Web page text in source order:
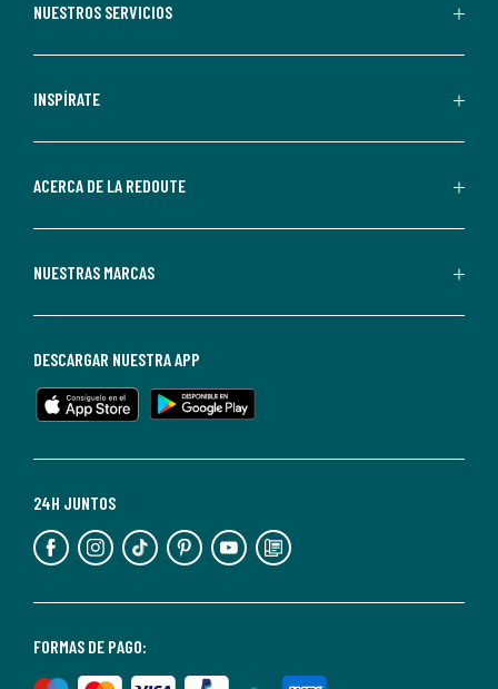
comerciales
personalizadas
parte
Redoute.
de
en
cualquier
Para
información,
puedes
nuestra
de
NUESTROS SERVICIOS
INSPÍRATE
ACERCA DE LA REDOUTE
NUESTRAS MARCAS
FORMAS DE PAGO:
24H JUNTOS
DESCARGAR NUESTRA APP